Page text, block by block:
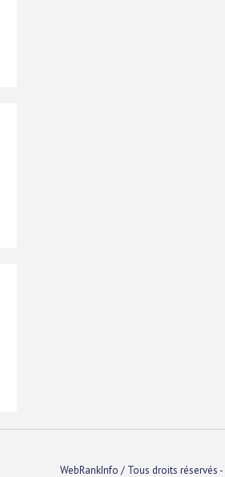
WebRankInfo / Tous droits réservés -